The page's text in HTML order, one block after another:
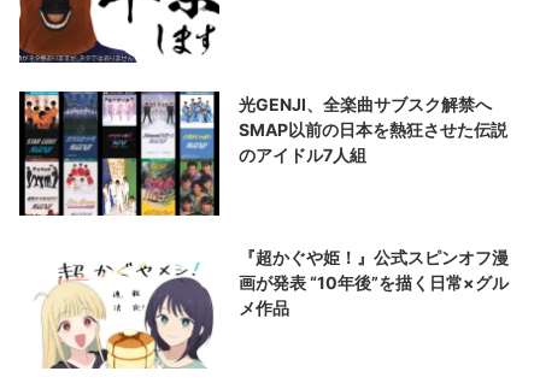
光GENJI、全楽曲サブスク解禁へ
SMAP以前の日本を熱狂させた伝説
のアイドル7人組
『超かぐや姫！』公式スピンオフ漫
画が発表 “10年後”を描く日常×グル
メ作品